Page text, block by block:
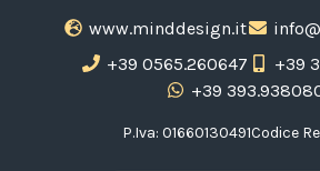
www.minddesign.it
+39 0565.260647
+39
+39
P.Iva: 01660130491Codice